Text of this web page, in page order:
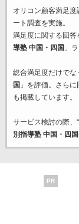
オリコン顧客満足
ート調査を実施。
満足度に関する回
導塾 中国・四国 」
総合満足度だけでな
国 」を評価。さら
も掲載しています。
サービス検討の際、
別指導塾 中国・四国
PR